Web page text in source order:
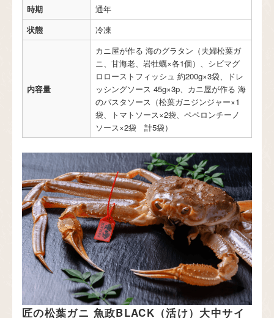
時期
通年
状態
冷凍
内容量
カニ屋が作る 海のグラタン（夫婦松葉ガ
ニ、甘海老、岩牡蠣×各1個）、シビマグ
ロローストフィッシュ 約200g×3袋、ドレ
ッシングソース 45g×3p、カニ屋が作る 海
のパスタソース（松葉ガニジンジャー×1
袋、トマトソース×2袋、ペペロンチーノ
ソース×2袋 計5袋）
匠の松葉ガニ 魚政BLACK（活け）大中サイ